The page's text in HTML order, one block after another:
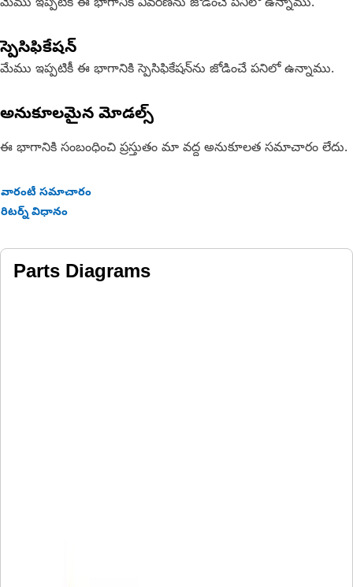
మేము ఇప్పటికీ ఈ భాగానికి వివరణను జోడించే పనిలో ఉన్నాము.
స్పెసిఫికేషన్
మేము ఇప్పటికీ ఈ భాగానికి స్పెసిఫికేషన్‌ను జోడించే పనిలో ఉన్నాము.
అనుకూలమైన మోడల్స్
ఈ భాగానికి సంబంధించి ప్రస్తుతం మా వద్ద అనుకూలత సమాచారం లేదు.
వారంటీ సమాచారం
రిటర్న్ విధానం
Parts Diagrams